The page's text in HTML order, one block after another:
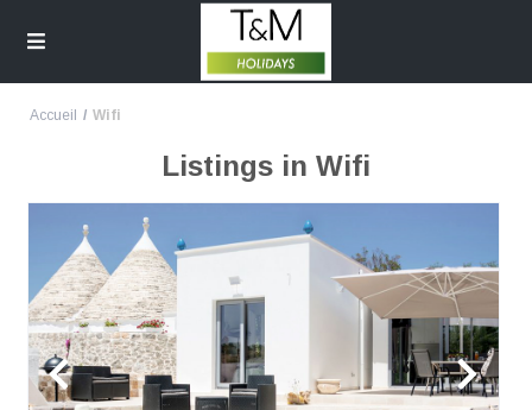
Accueil Wifi
Listings in Wifi